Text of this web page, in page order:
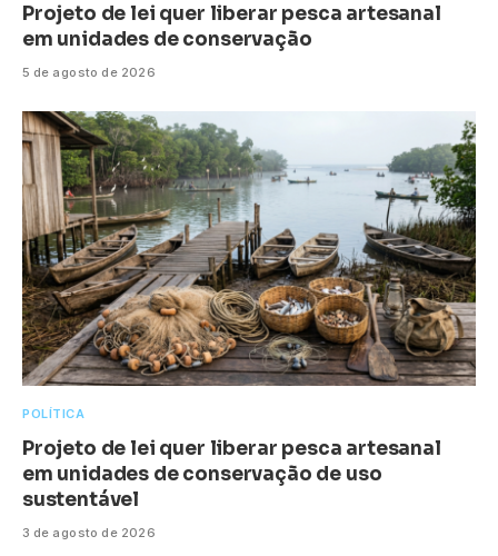
Projeto de lei quer liberar pesca artesanal
em unidades de conservação
5 de agosto de 2026
POLÍTICA
Projeto de lei quer liberar pesca artesanal
em unidades de conservação de uso
sustentável
3 de agosto de 2026